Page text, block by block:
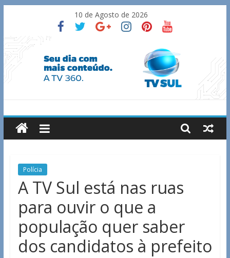
content
10 de Agosto de 2026
TV
Sul
Notícias
Guaxupé
região.
Polícia
A TV Sul está nas ruas
para ouvir o que a
população quer saber
dos candidatos à prefeito